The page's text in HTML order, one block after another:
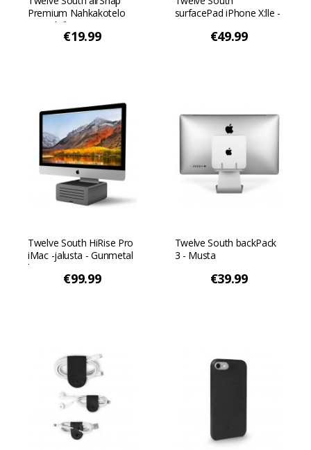
Premium Nahkakotelo
AirPodsille, jossa on
integroitu kääntyvä
€19.99
surfacePad iPhone X:lle -
€49.99
Twelve South HiRise Pro
iMac -jalusta - Gunmetal
harmaa
€99.99
Twelve South backPack
3 - Musta
€39.99